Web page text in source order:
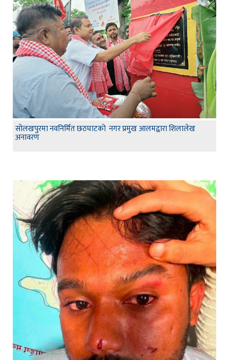
सोलखपुरमा नवनिर्मित छठघाटको नगर प्रमुख आलमद्वारा शिलालेख
अनावरण